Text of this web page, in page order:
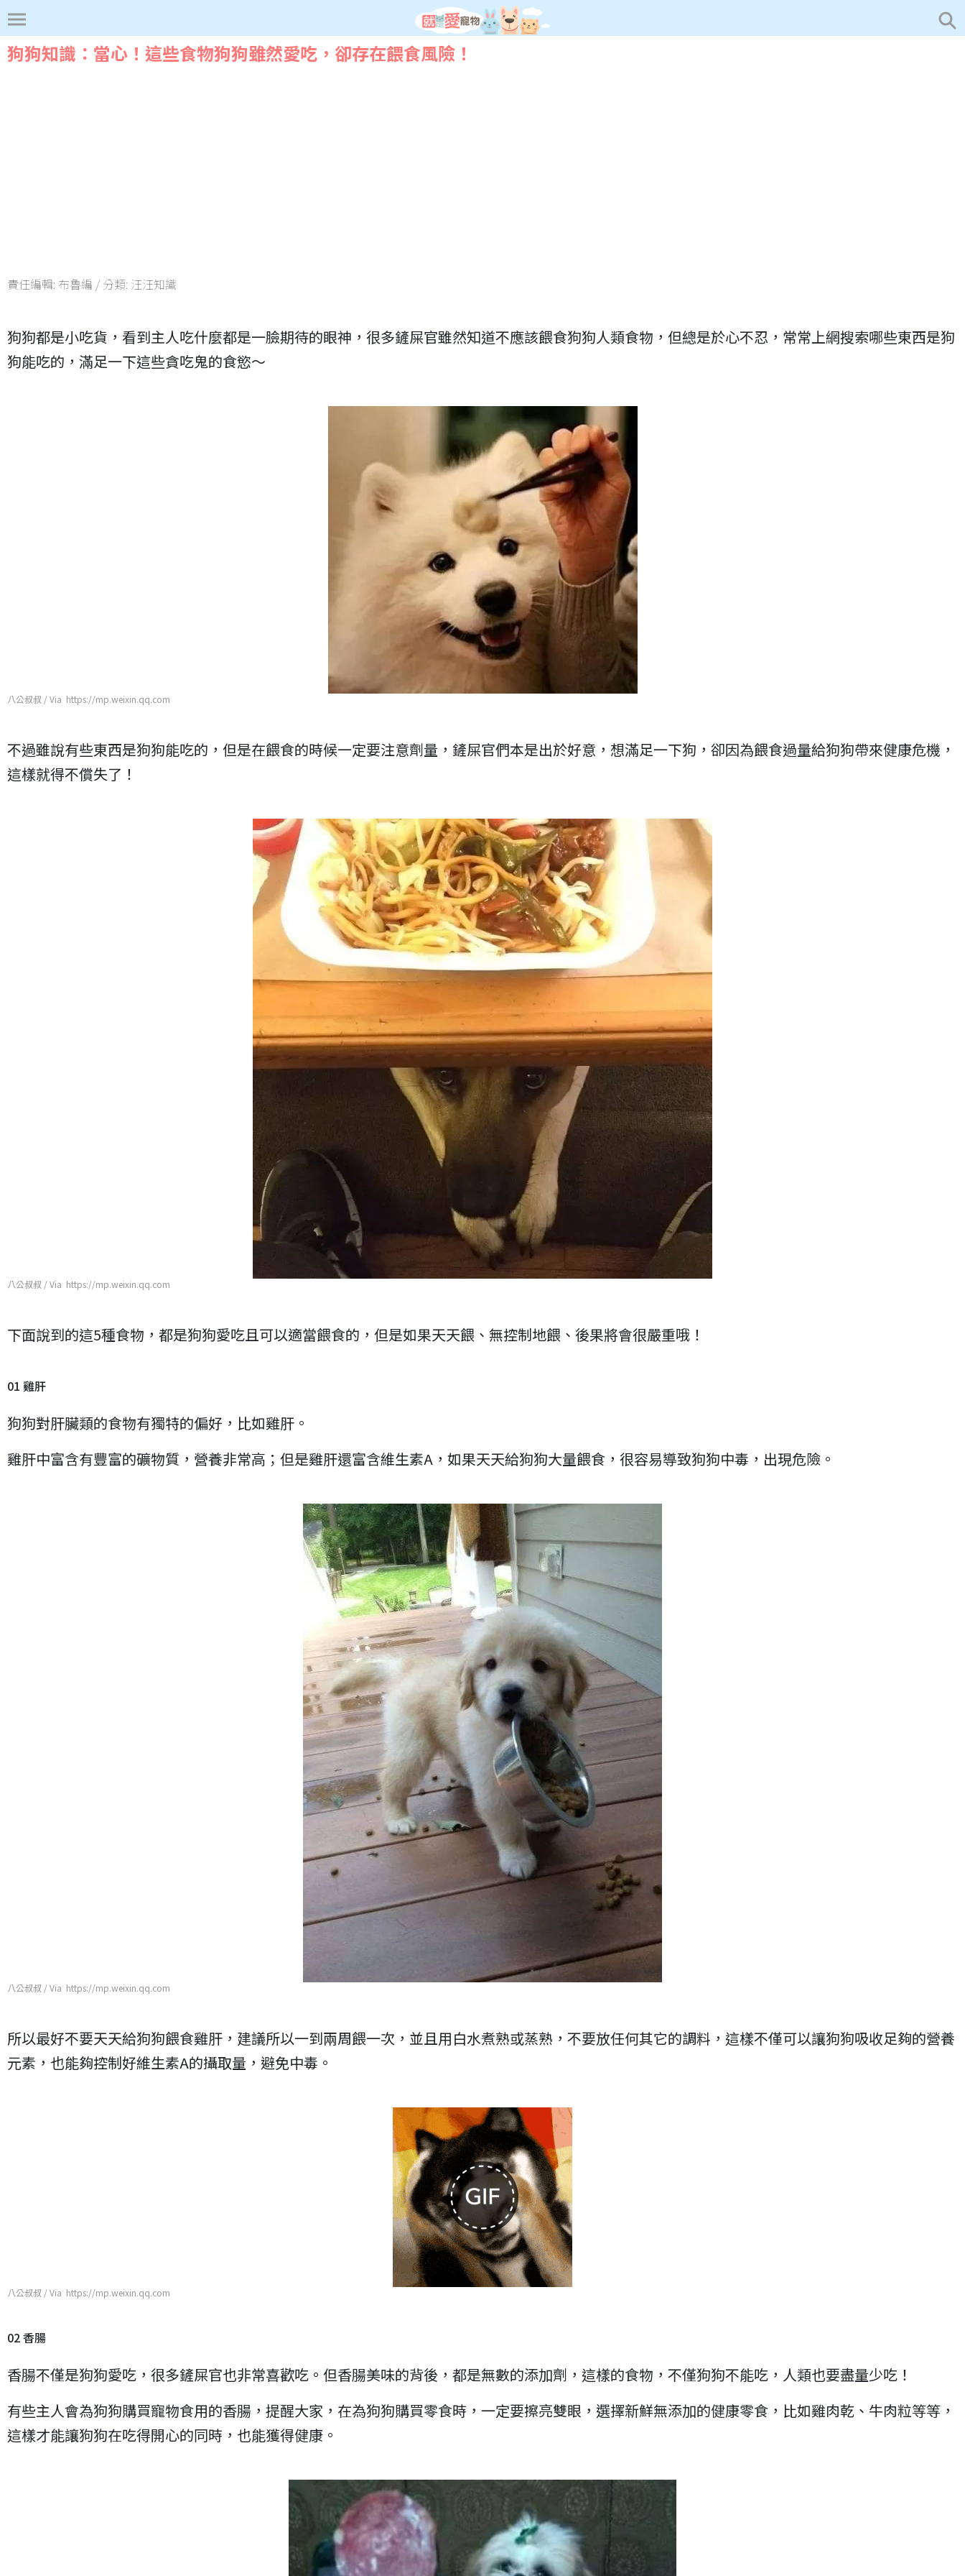
狗狗知識：當心！這些食物狗狗雖然愛吃，卻存在餵食風險！
責任編輯: 布魯編 / 分類: 汪汪知識
狗狗都是小吃貨，看到主人吃什麼都是一臉期待的眼神，很多鏟屎官雖然知道不應該餵食狗狗人類食物，但總是於心不忍，常常上網搜索哪些東西是狗
狗能吃的，滿足一下這些貪吃鬼的食慾～
八公叔叔 / Via https://mp.weixin.qq.com
不過雖說有些東西是狗狗能吃的，但是在餵食的時候一定要注意劑量，鏟屎官們本是出於好意，想滿足一下狗，卻因為餵食過量給狗狗帶來健康危機，
這樣就得不償失了！
八公叔叔 / Via https://mp.weixin.qq.com
下面說到的這5種食物，都是狗狗愛吃且可以適當餵食的，但是如果天天餵、無控制地餵、後果將會很嚴重哦！
01 雞肝
狗狗對肝臟類的食物有獨特的偏好，比如雞肝。
雞肝中富含有豐富的礦物質，營養非常高；但是雞肝還富含維生素A，如果天天給狗狗大量餵食，很容易導致狗狗中毒，出現危險。
八公叔叔 / Via https://mp.weixin.qq.com
所以最好不要天天給狗狗餵食雞肝，建議所以一到兩周餵一次，並且用白水煮熟或蒸熟，不要放任何其它的調料，這樣不僅可以讓狗狗吸收足夠的營養
元素，也能夠控制好維生素A的攝取量，避免中毒。
八公叔叔 / Via https://mp.weixin.qq.com
02 香腸
香腸不僅是狗狗愛吃，很多鏟屎官也非常喜歡吃。但香腸美味的背後，都是無數的添加劑，這樣的食物，不僅狗狗不能吃，人類也要盡量少吃！
有些主人會為狗狗購買寵物食用的香腸，提醒大家，在為狗狗購買零食時，一定要擦亮雙眼，選擇新鮮無添加的健康零食，比如雞肉乾、牛肉粒等等，
這樣才能讓狗狗在吃得開心的同時，也能獲得健康。